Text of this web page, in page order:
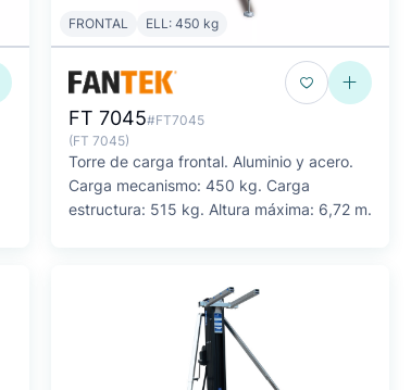
FRONTAL ELL: 450 kg
FT 7045#FT7045
(FT 7045)
Torre de carga frontal. Aluminio y acero.
Carga mecanismo: 450 kg. Carga
estructura: 515 kg. Altura máxima: 6,72 m.